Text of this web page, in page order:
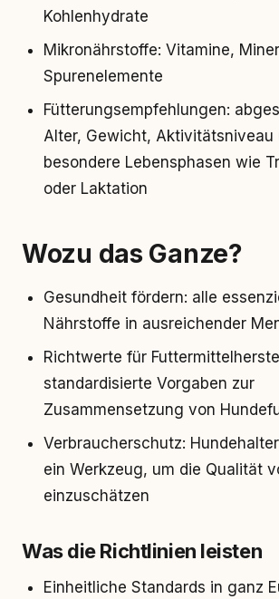
Kohlenhydrate
Mikronährstoffe: Vitamine,
Spurenelemente
Fütterungsempfehlungen:
Alter, Gewicht, Aktivitätsniveau
besondere Lebensphasen wie
oder Laktation
Wozu das Ganze?
Gesundheit fördern: alle
Nährstoffe in ausreichender
Richtwerte für
standardisierte Vorgaben zur
Zusammensetzung von
Verbraucherschutz:
ein Werkzeug, um die Qualität
einzuschätzen
Was die Richtlinien leisten
Einheitliche Standards in ganz